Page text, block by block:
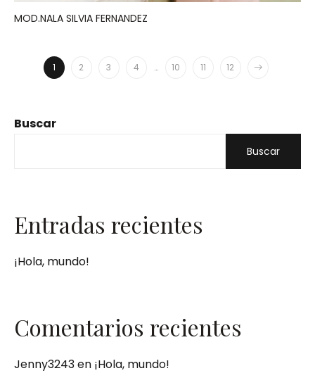
Buscar
Buscar
Entradas recientes
¡Hola, mundo!
Comentarios recientes
Jenny3243en ¡Hola, mundo!
MOD.NALA SILVIA FERNANDEZ
1 2 3 4 … 10 11 12